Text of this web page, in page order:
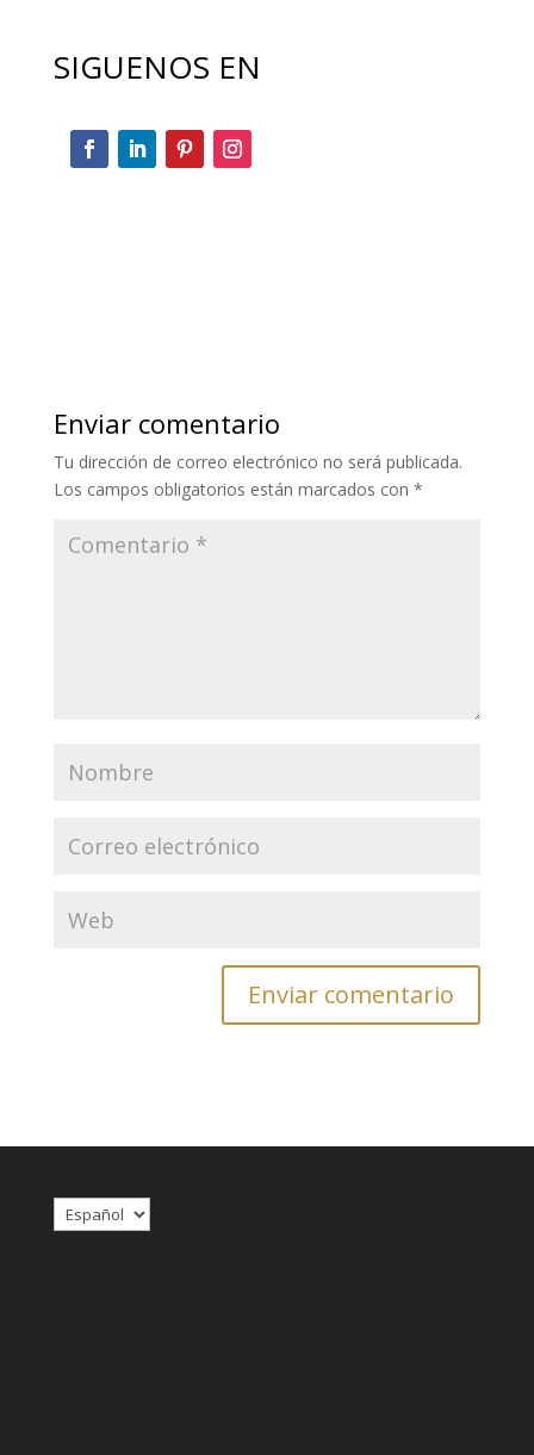
SIGUENOS EN
Enviar comentario
Tu dirección de correo electrónico no será publicada.
Los campos obligatorios están marcados con *
Elegir
un